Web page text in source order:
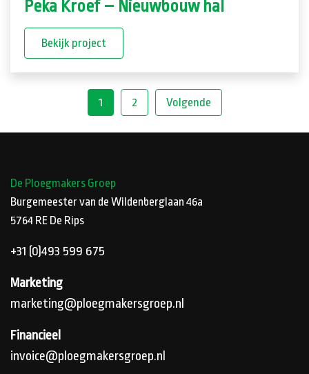
Peka Kroef – Nieuwbouw hal
Bekijk project
1 2 Volgende
De Ploegmakers Groep
Burgemeester van de Wildenberglaan 46a
5764 RE De Rips
+31 (0)493 599 675
Marketing
marketing@ploegmakersgroep.nl
Financieel
invoice@ploegmakersgroep.nl